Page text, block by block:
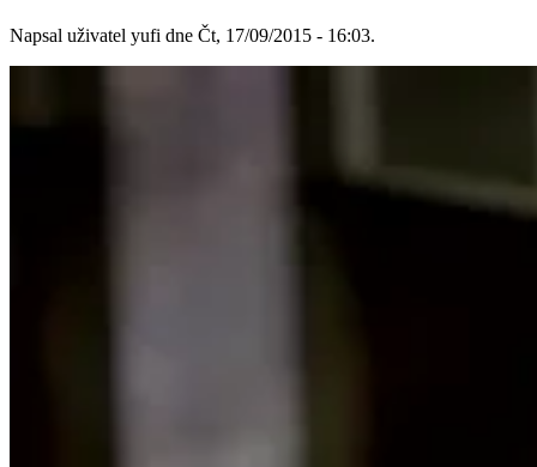
Napsal uživatel yufi dne Čt, 17/09/2015 - 16:03.